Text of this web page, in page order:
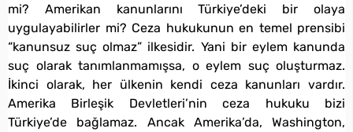
mi? Amerikan kanunlarını Türkiye’deki bir olaya
uygulayabilirler mi? Ceza hukukunun en temel prensibi
“kanunsuz suç olmaz” ilkesidir. Yani bir eylem kanunda
suç olarak tanımlanmamışsa, o eylem suç oluşturmaz.
İkinci olarak, her ülkenin kendi ceza kanunları vardır.
Amerika Birleşik Devletleri’nin ceza hukuku bizi
Türkiye’de bağlamaz. Ancak Amerika’da, Washington,